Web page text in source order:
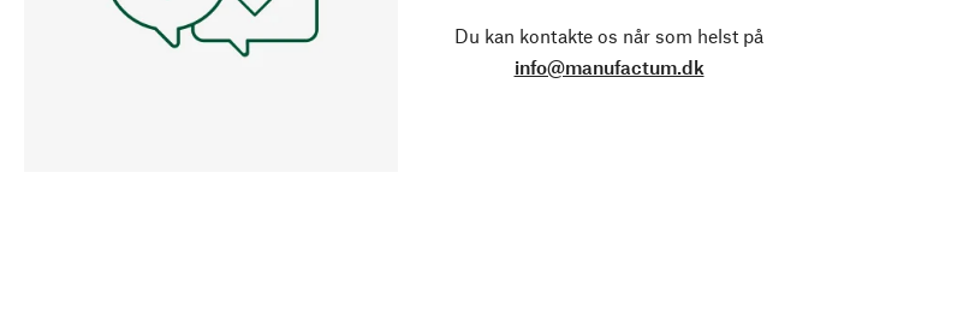
Du kan kontakte os når som helst på
info@manufactum.dk